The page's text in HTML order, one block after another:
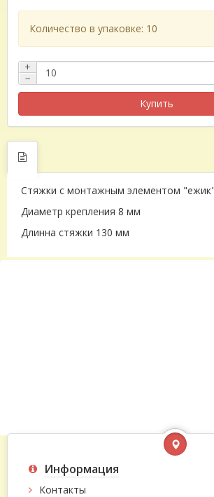
Количество в упаковке: 10
+
−
Купить
Стяжки с монтажным элементом "ежик"
Диаметр крепления 8 мм
Длинна стяжки 130 мм
Информация
Контакты